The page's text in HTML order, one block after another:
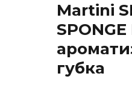
Martini
губка